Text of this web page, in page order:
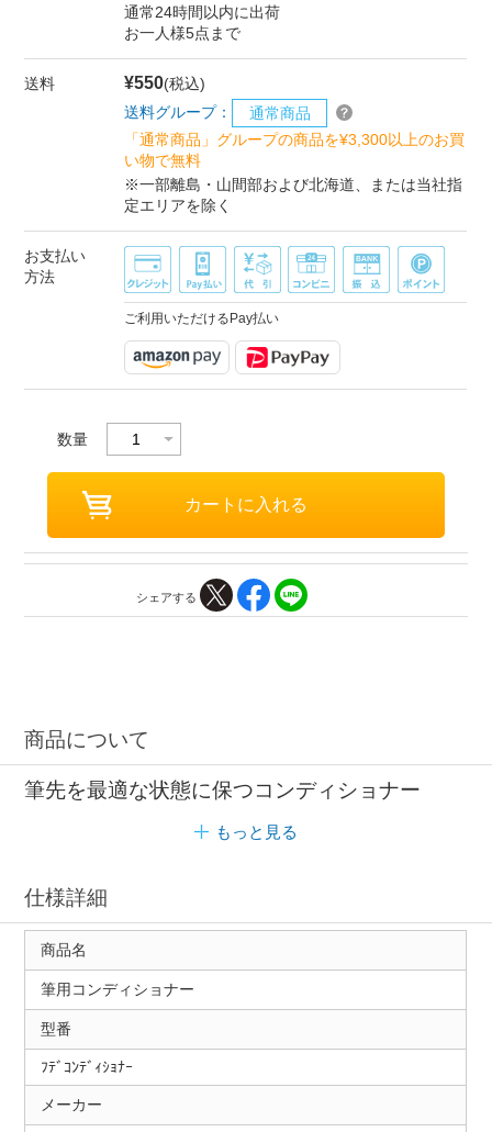
通常24時間以内に出荷
お一人様5点まで
送料 ¥550(税込)
送料グループ：
通常商品
「通常商品」グループの商品を¥3,300以上のお買
い物で無料
※一部離島・山間部および北海道、または当社指
定エリアを除く
お支払い
方法
ご利用いただけるPay払い
数量
シェアする
商品について
筆先を最適な状態に保つコンディショナー
もっと見る
仕様詳細
商品名
筆用コンディショナー
型番
ﾌﾃﾞｺﾝﾃﾞｨｼｮﾅｰ
メーカー